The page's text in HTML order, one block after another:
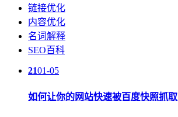
链接优化
内容优化
名词解释
SEO百科
2101-05
如何让你的网站快速被百度快照抓取